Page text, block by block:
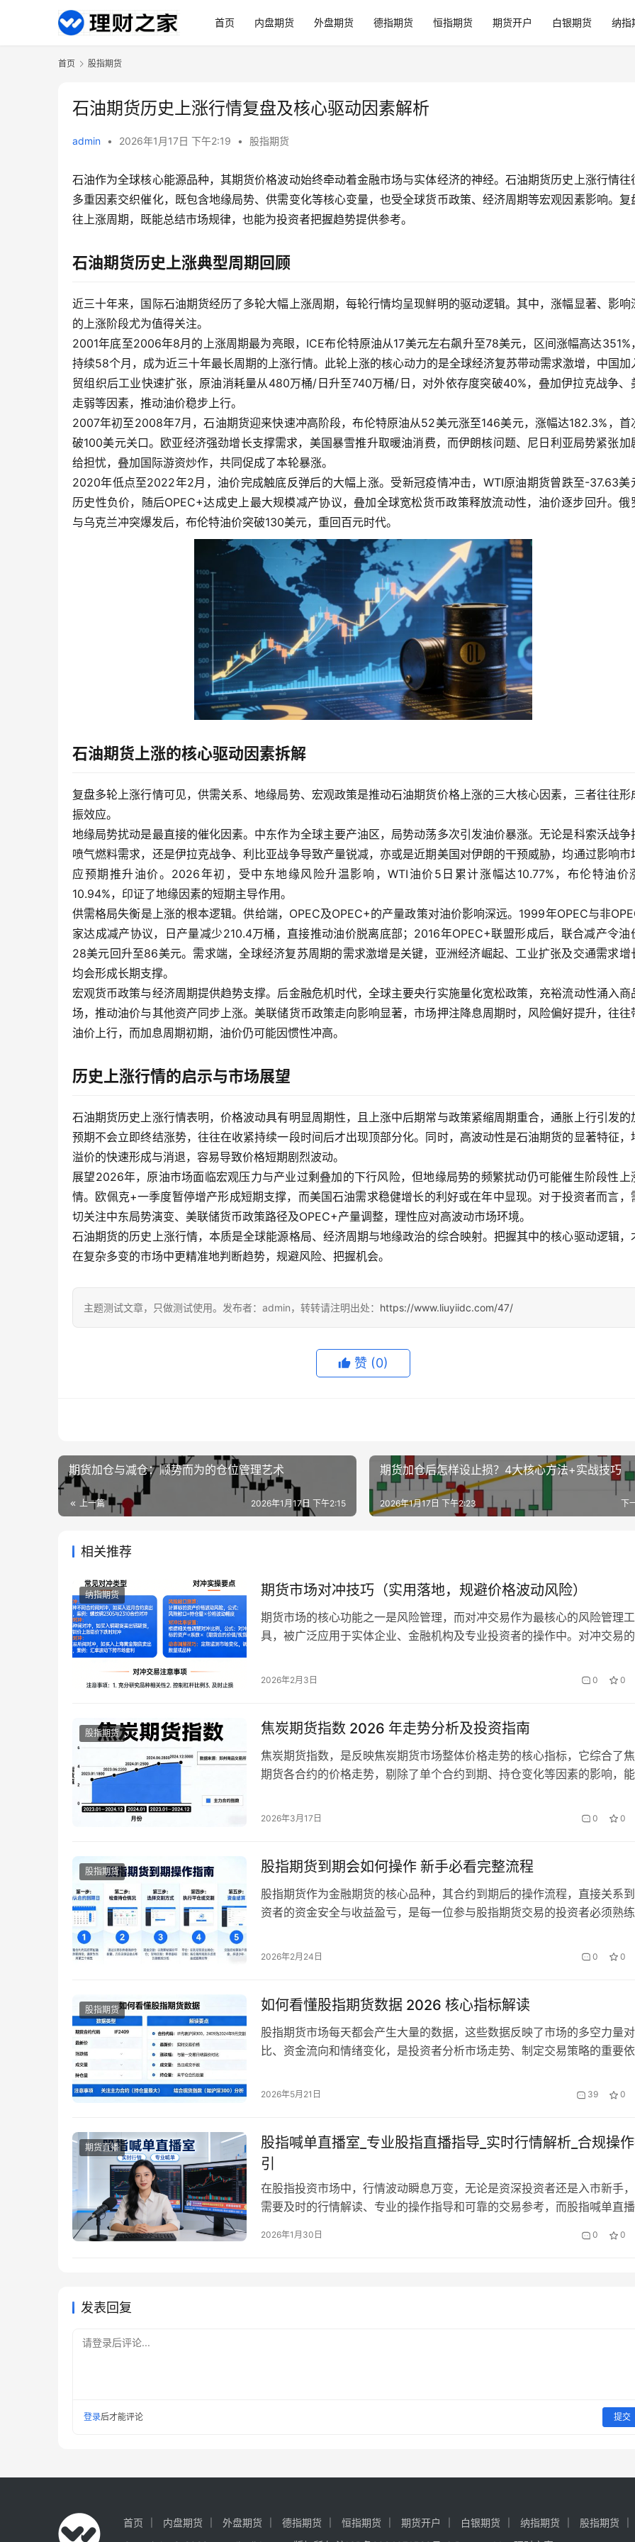
首页 内盘期货 外盘期货 德指期货 恒指期货 期货开户 白银期货 纳指
首页 股指期货
石油期货历史上涨行情复盘及核心驱动因素解析
admin • 2026年1月17日 下午2:19 • 股指期货
石油作为全球核心能源品种，其期货价格波动始终牵动着金融市场与实体经济的神经。石油期货历史上涨行情往
多重因素交织催化，既包含地缘局势、供需变化等核心变量，也受全球货币政策、经济周期等宏观因素影响。复
往上涨周期，既能总结市场规律，也能为投资者把握趋势提供参考。
石油期货历史上涨典型周期回顾
近三十年来，国际石油期货经历了多轮大幅上涨周期，每轮行情均呈现鲜明的驱动逻辑。其中，涨幅显著、影响
的上涨阶段尤为值得关注。
2001年底至2006年8月的上涨周期最为亮眼，ICE布伦特原油从17美元左右飙升至78美元，区间涨幅高达351%
持续58个月，成为近三十年最长周期的上涨行情。此轮上涨的核心动力的是全球经济复苏带动需求激增，中国加
贸组织后工业快速扩张，原油消耗量从480万桶/日升至740万桶/日，对外依存度突破40%，叠加伊拉克战争、
走弱等因素，推动油价稳步上行。
2007年初至2008年7月，石油期货迎来快速冲高阶段，布伦特原油从52美元涨至146美元，涨幅达182.3%，首
破100美元关口。欧亚经济强劲增长支撑需求，美国暴雪推升取暖油消费，而伊朗核问题、尼日利亚局势紧张加
给担忧，叠加国际游资炒作，共同促成了本轮暴涨。
2020年低点至2022年2月，油价完成触底反弹后的大幅上涨。受新冠疫情冲击，WTI原油期货曾跌至-37.63美
历史性负价，随后OPEC+达成史上最大规模减产协议，叠加全球宽松货币政策释放流动性，油价逐步回升。俄
与乌克兰冲突爆发后，布伦特油价突破130美元，重回百元时代。
石油期货上涨的核心驱动因素拆解
复盘多轮上涨行情可见，供需关系、地缘局势、宏观政策是推动石油期货价格上涨的三大核心因素，三者往往形
振效应。
地缘局势扰动是最直接的催化因素。中东作为全球主要产油区，局势动荡多次引发油价暴涨。无论是科索沃战争
喷气燃料需求，还是伊拉克战争、利比亚战争导致产量锐减，亦或是近期美国对伊朗的干预威胁，均通过影响市
应预期推升油价。2026年初，受中东地缘风险升温影响，WTI油价5日累计涨幅达10.77%，布伦特油价
10.94%，印证了地缘因素的短期主导作用。
供需格局失衡是上涨的根本逻辑。供给端，OPEC及OPEC+的产量政策对油价影响深远。1999年OPEC与非
家达成减产协议，日产量减少210.4万桶，直接推动油价脱离底部；2016年OPEC+联盟形成后，联合减产令油
28美元回升至86美元。需求端，全球经济复苏周期的需求激增是关键，亚洲经济崛起、工业扩张及交通需求增
均会形成长期支撑。
宏观货币政策与经济周期提供趋势支撑。后金融危机时代，全球主要央行实施量化宽松政策，充裕流动性涌入商
场，推动油价与其他资产同步上涨。美联储货币政策走向影响显著，市场押注降息周期时，风险偏好提升，往往
油价上行，而加息周期初期，油价仍可能因惯性冲高。
历史上涨行情的启示与市场展望
石油期货历史上涨行情表明，价格波动具有明显周期性，且上涨中后期常与政策紧缩周期重合，通胀上行引发的
预期不会立即终结涨势，往往在收紧持续一段时间后才出现顶部分化。同时，高波动性是石油期货的显著特征，
溢价的快速形成与消退，容易导致价格短期剧烈波动。
展望2026年，原油市场面临宏观压力与产业过剩叠加的下行风险，但地缘局势的频繁扰动仍可能催生阶段性上
情。欧佩克+一季度暂停增产形成短期支撑，而美国石油需求稳健增长的利好或在年中显现。对于投资者而言，
切关注中东局势演变、美联储货币政策路径及OPEC+产量调整，理性应对高波动市场环境。
石油期货的历史上涨行情，本质是全球能源格局、经济周期与地缘政治的综合映射。把握其中的核心驱动逻辑，
在复杂多变的市场中更精准地判断趋势，规避风险、把握机会。
主题测试文章，只做测试使用。发布者：admin，转转请注明出处： https://www.liuyiidc.com/47/
赞 (0)
期货加仓与减仓：顺势而为的仓位管理艺术
上一篇 2026年1月17日 下午2:15
期货加仓后怎样设止损？4大核心方法+实战技巧
下
2026年1月17日 下午2:23
相关推荐
纳指期货 期货市场对冲技巧（实用落地，规避价格波动风险）
期货市场的核心功能之一是风险管理，而对冲交易作为最核心的风险管理工
具，被广泛应用于实体企业、金融机构及专业投资者的操作中。对冲交易的
寸，利用期货与现货价格的高度相关性，抵消现货头寸的价格波动风险。本
2026年2月3日 0 0
股指期货 焦炭期货指数 2026 年走势分析及投资指南
焦炭期货指数，是反映焦炭期货市场整体价格走势的核心指标，它综合了
期货各合约的价格走势，剔除了单个合约到期、持仓变化等因素的影响，能
着国内钢铁行业结构调整、“双碳” 目标推进，焦炭期货市场呈现出新的运行
2026年3月17日 0 0
股指期货 股指期货到期会如何操作 新手必看完整流程
股指期货作为金融期货的核心品种，其合约到期后的操作流程，直接关系
资者的资金安全与收益盈亏，是每一位参与股指期货交易的投资者必须熟练
金结算为主，整个操作流程围绕“平仓、交割、清算”三大环节展开，不同持
2026年2月24日 0 0
股指期货 如何看懂股指期货数据 2026 核心指标解读
股指期货市场每天都会产生大量的数据，这些数据反映了市场的多空力量对
比、资金流向和情绪变化，是投资者分析市场走势、制定交易策略的重要依
手。2026 年以来，股指期货市场的投资者结构更加多元化，数据的重要性
2026年5月21日 39 0
期货直播
股指喊单直播室_专业股指直播指导_实时行情解析_合规操
引
在股指投资市场中，行情波动瞬息万变，无论是资深投资者还是入市新手
需要及时的行情解读、专业的操作指导和可靠的交易参考，而股指喊单直播
正规股指喊单直播室凭借实时性、专业性、互动性的优势，成为越来越多
2026年1月30日 0 0
发表回复
请登录后评论...
登录后才能评论 提交
首页 内盘期货 外盘期货 德指期货 恒指期货 期货开户 白银期货 纳指期货 股指期货